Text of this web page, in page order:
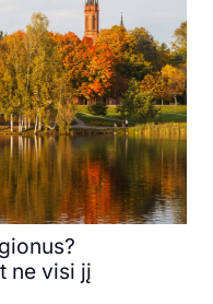
ne visi jį